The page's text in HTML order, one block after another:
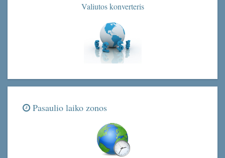
Valiutos konverteris
Pasaulio laiko zonos